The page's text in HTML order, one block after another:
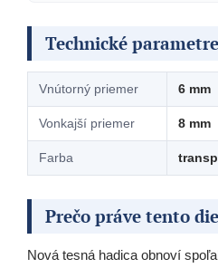
Technické parametre
Vnútorný priemer 6 mm
Vonkajší priemer 8 mm
Farba
Prečo práve tento
Nová tesná hadica obnoví